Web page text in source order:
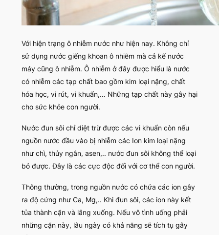
Với hiện trạng ô nhiễm nước như hiện nay. Không chỉ
sử dụng nước giếng khoan ô nhiễm mà cả kể nước
máy cũng ô nhiễm. Ô nhiễm ở đây được hiểu là nước
có nhiễm các tạp chất bao gồm kim loại nặng, chất
hóa học, vi rút, vi khuẩn,… Những tạp chất này gây hại
cho sức khỏe con người.
Nước đun sôi chỉ diệt trừ được các vi khuẩn còn nếu
nguồn nước đầu vào bị nhiễm các Ion kim loại nặng
như chì, thủy ngân, asen,.. nước đun sôi không thể loại
bỏ được. Đây là các cực độc đối với cơ thể con người.
Thông thường, trong nguồn nước có chứa các ion gây
ra độ cứng như Ca, Mg,.. Khi đun sôi, các ion này kết
tủa thành cặn và lắng xuống. Nếu vô tình uống phải
những cặn này, lâu ngày có khả năng sẽ tích tụ gây